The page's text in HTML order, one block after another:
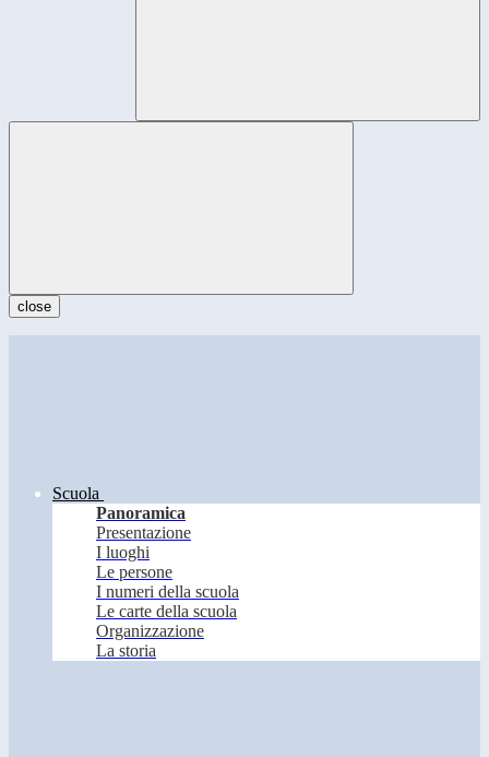
close
Scuola
Panoramica
Presentazione
I luoghi
Le persone
I numeri della scuola
Le carte della scuola
Organizzazione
La storia